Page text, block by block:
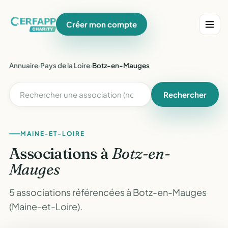
Créer mon compte
Annuaire›Pays de la Loire›Botz-en-Mauges
Rechercher
MAINE-ET-LOIRE
Associations àBotz-en-
Mauges
5 associations référencées à Botz-en-Mauges
(Maine-et-Loire).